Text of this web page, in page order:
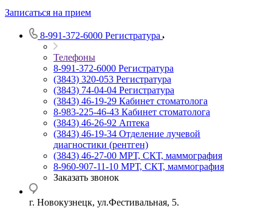
Записаться на прием
8-991-372-6000 Регистратура
Телефоны
8-991-372-6000 Регистратура
(3843) 320-053 Регистратура
(3843) 74-04-04 Регистратура
(3843) 46-19-29 Кабинет стоматолога
8-983-225-46-43 Кабинет стоматолога
(3843) 46-26-92 Аптека
(3843) 46-19-34 Отделение лучевой
диагностики (рентген)
(3843) 46-27-00 МРТ, СКТ, маммография
8-960-907-11-10 МРТ, СКТ, маммография
Заказать звонок
г. Новокузнецк, ул.Фестивальная, 5.